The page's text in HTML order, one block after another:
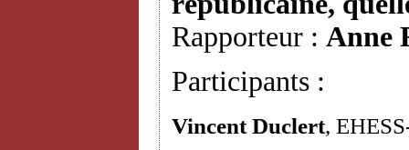
Rapporteur : Anne
Participants :
Vincent Duclert,